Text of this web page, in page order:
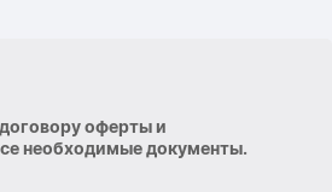
оферты и
необходимые документы.